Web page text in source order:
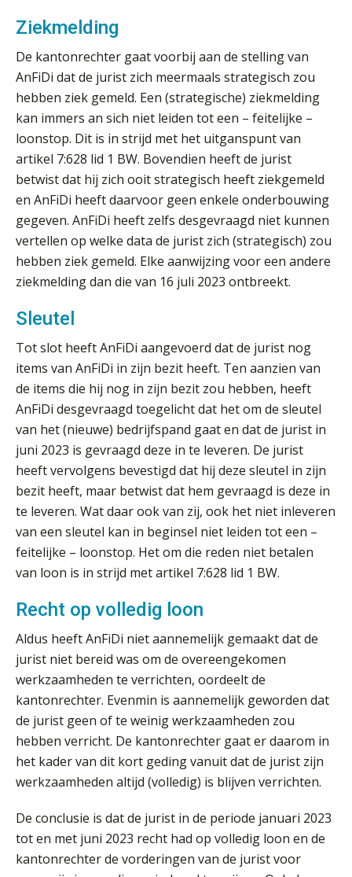
Ziekmelding
De kantonrechter gaat voorbij aan de stelling van
AnFiDi dat de jurist zich meermaals strategisch zou
hebben ziek gemeld. Een (strategische) ziekmelding
kan immers an sich niet leiden tot een – feitelijke –
loonstop. Dit is in strijd met het uitganspunt van
artikel 7:628 lid 1 BW. Bovendien heeft de jurist
betwist dat hij zich ooit strategisch heeft ziekgemeld
en AnFiDi heeft daarvoor geen enkele onderbouwing
gegeven. AnFiDi heeft zelfs desgevraagd niet kunnen
vertellen op welke data de jurist zich (strategisch) zou
hebben ziek gemeld. Elke aanwijzing voor een andere
ziekmelding dan die van 16 juli 2023 ontbreekt.
Sleutel
Tot slot heeft AnFiDi aangevoerd dat de jurist nog
items van AnFiDi in zijn bezit heeft. Ten aanzien van
de items die hij nog in zijn bezit zou hebben, heeft
AnFiDi desgevraagd toegelicht dat het om de sleutel
van het (nieuwe) bedrijfspand gaat en dat de jurist in
juni 2023 is gevraagd deze in te leveren. De jurist
heeft vervolgens bevestigd dat hij deze sleutel in zijn
bezit heeft, maar betwist dat hem gevraagd is deze in
te leveren. Wat daar ook van zij, ook het niet inleveren
van een sleutel kan in beginsel niet leiden tot een –
feitelijke – loonstop. Het om die reden niet betalen
van loon is in strijd met artikel 7:628 lid 1 BW.
Recht op volledig loon
Aldus heeft AnFiDi niet aannemelijk gemaakt dat de
jurist niet bereid was om de overeengekomen
werkzaamheden te verrichten, oordeelt de
kantonrechter. Evenmin is aannemelijk geworden dat
de jurist geen of te weinig werkzaamheden zou
hebben verricht. De kantonrechter gaat er daarom in
het kader van dit kort geding vanuit dat de jurist zijn
werkzaamheden altijd (volledig) is blijven verrichten.
De conclusie is dat de jurist in de periode januari 2023
tot en met juni 2023 recht had op volledig loon en de
kantonrechter de vorderingen van de jurist voor
klanten.”
Van losse vastlegging naar
aantoonbare grip op KYC en de Wwft
Woord & Daad: “Van wildgroei naar
een structuur die iedereen begrijpt”
Scan-en-herken haalt de druk niet van
je kwartaalafsluiting. Dit wel.
Uitspraak Hoge Raad: subsidie voor
tuchtrechtspraak advocatuur is
belast met btw
Informer Money genomineerd voor
Wwft-compliance in 2026: doen we
het beter dan vorig jaar?
ICT & AI | Volledig automatische
factuurverwerking: zo kom je er
Hierom zijn webshopondernemers
extra kwetsbaar voor
boekhoudfouten
Blog | Aandachtspunten bij de
transitie in verband met de Wet
toekomst pensioenen voor de
werkgever
ontslaggrond: zo begeleid je jouw
klant
Duizenden Nederlanders in de knel
door Amerikaanse belastingwet
Het functiegemak van de INT bij
adviezen over en aangiften van erf-
en schenkbelasting.
Zomer. Tijd om je loopbaan onder
de loep te nemen.
vakantiewoningen
5 signalen dat jouw relatiebeheer
niet meer werkt (en hoe je dat oplost)